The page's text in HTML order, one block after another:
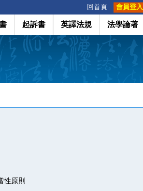
回首頁 會員登入
起訴書 英譯法規 法學論著
性原則